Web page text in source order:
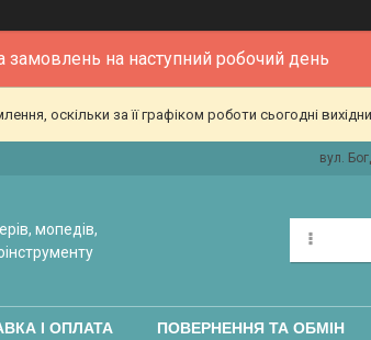
замовлень на наступний робочий день
оскільки за її графіком роботи сьогодні
вул.
мопедів,
І ОПЛАТА ПОВЕРНЕННЯ ТА ОБМІН